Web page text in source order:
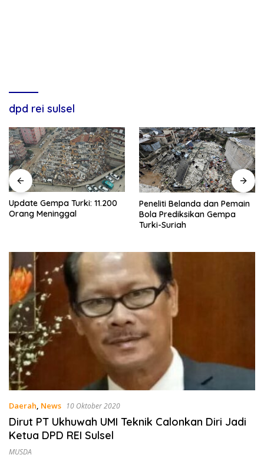
dpd rei sulsel
Update Gempa Turki: 11.200
Orang Meninggal
Peneliti Belanda dan Pemain
Bola Prediksikan Gempa
Turki-Suriah
Daerah, News 10 Oktober 2020
Dirut PT Ukhuwah UMI Teknik Calonkan Diri Jadi
Ketua DPD REI Sulsel
MUSDA